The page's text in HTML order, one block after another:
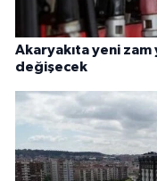
Akaryakıta yeni
değişecek